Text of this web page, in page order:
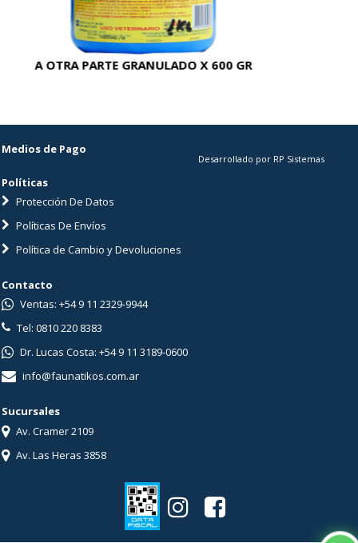
A OTRA PARTE GRANULADO X 600 GR
Medios de Pago
Políticas
Protección De Datos
Políticas De Envíos
Política de Cambio y Devoluciones
Desarrollado por RP Sistemas
Contacto
Ventas: +54 9 11 2329-9944
Tel: 0810 220 8383
Dr. Lucas Costa: +54 9 11 3189-0600
info@faunatikos.com.ar
Sucursales
Av. Cramer 2109
Av. Las Heras 3858